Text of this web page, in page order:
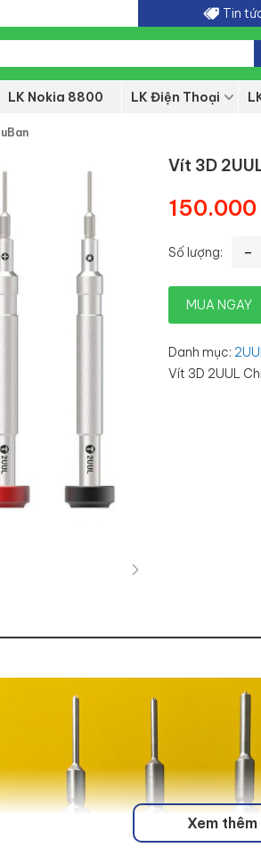
Tin
LK Nokia 8800 LK Điện Thoại
Vít 3D
150.000
Số lượng: -
MUA NGAY
Danh mục:
Vít 3D 2UUL
Xem thêm